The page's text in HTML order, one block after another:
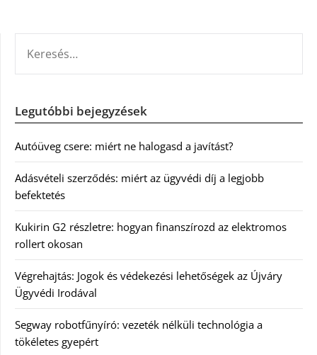
Legutóbbi bejegyzések
Autóüveg csere: miért ne halogasd a javítást?
Adásvételi szerződés: miért az ügyvédi díj a legjobb
befektetés
Kukirin G2 részletre: hogyan finanszírozd az elektromos
rollert okosan
Végrehajtás: Jogok és védekezési lehetőségek az Újváry
Ügyvédi Irodával
Segway robotfűnyíró: vezeték nélküli technológia a
tökéletes gyepért